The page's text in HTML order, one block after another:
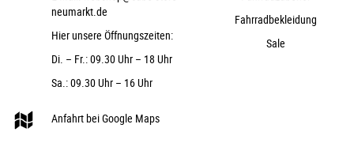
24"
Cube
e-Bike, Kinder & Jugend, MTB & Cross
nein
neumarkt.de
Hier unsere Öffnungszeiten:
Di. – Fr.: 09.30 Uhr – 18 Uhr
Sa.: 09.30 Uhr – 16 Uhr
Anfahrt bei Google Maps
Fahrradbekleidung
Sale